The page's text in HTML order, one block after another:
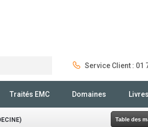
Service Client : 01
Traités EMC Domaines Livres
Table des